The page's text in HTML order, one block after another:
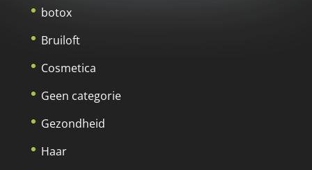
botox
Bruiloft
Cosmetica
Geen categorie
Gezondheid
Haar